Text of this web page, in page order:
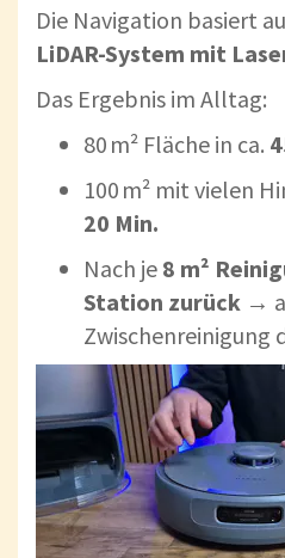
Die Navigation basiert
LiDAR-System mit
Das Ergebnis im Alltag:
80 m² Fläche in ca.
100 m² mit vielen
20 Min.
Nach je 8 m²
Station zurück →
Zwischenreinigung